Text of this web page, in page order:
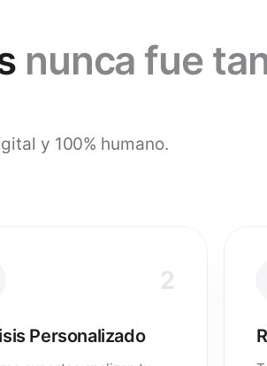
nunca fue
y 100% humano.
2
Personalizado